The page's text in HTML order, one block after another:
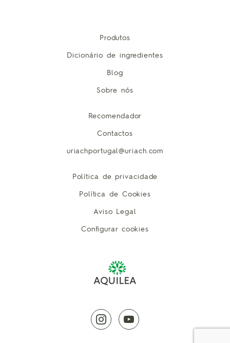
Produtos
Dicionário de ingredientes
Blog
Sobre nós
Recomendador
Contactos
uriachportugal@uriach.com
Política de privacidade
Política de Cookies
Aviso Legal
Configurar cookies
instagramyoutube